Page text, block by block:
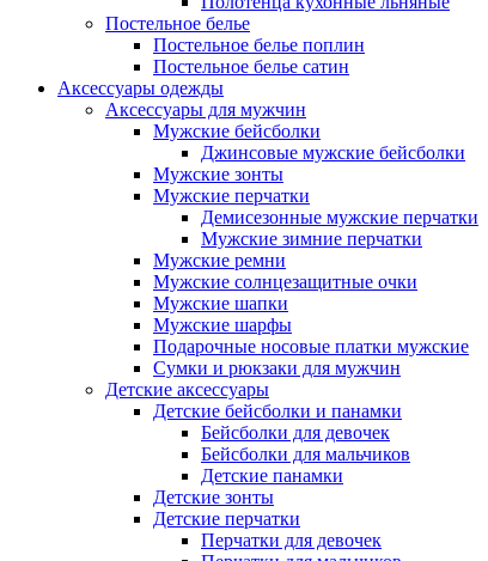
Постельное белье
Постельное белье поплин
Постельное белье сатин
Аксессуары одежды
Аксессуары для мужчин
Мужские бейсболки
Джинсовые мужские бейсболки
Мужские зонты
Мужские перчатки
Демисезонные мужские перчатки
Мужские зимние перчатки
Мужские ремни
Мужские солнцезащитные очки
Мужские шапки
Мужские шарфы
Подарочные носовые платки мужские
Сумки и рюкзаки для мужчин
Детские аксессуары
Детские бейсболки и панамки
Бейсболки для девочек
Бейсболки для мальчиков
Детские панамки
Детские зонты
Детские перчатки
Перчатки для девочек